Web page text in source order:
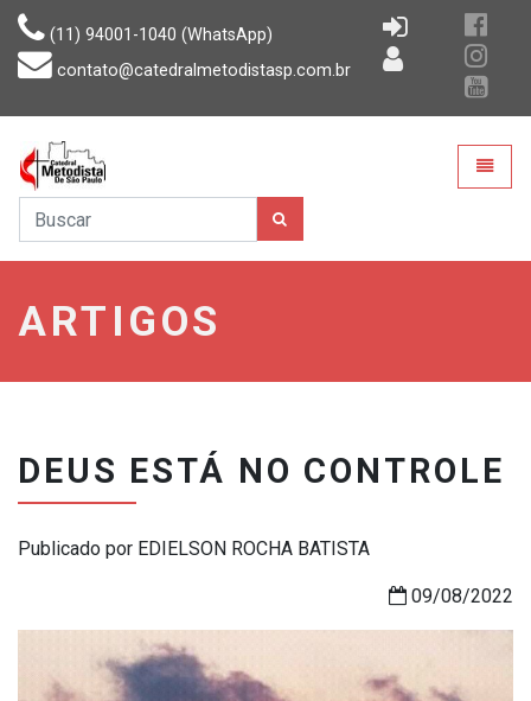
(11) 94001-1040 (WhatsApp)
contato@catedralmetodistasp.com.br
ARTIGOS
DEUS ESTÁ NO CONTROLE
Publicado por EDIELSON ROCHA BATISTA
09/08/2022